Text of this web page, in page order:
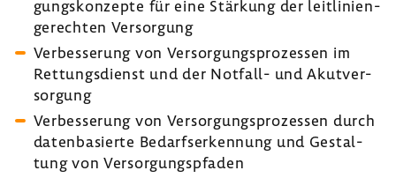
gungs­kon­zepte für eine Stär­kung der leit­li­ni­en­
ge­rechten Versor­gung
Verbes­se­rung von Versor­gungs­pro­zessen im
Rettungs­dienst und der Notfall-​ und Akut­ver­
sor­gung
Verbes­se­rung von Versor­gungs­pro­zessen durch
daten­ba­sierte Bedarfs­er­ken­nung und Gestal­
tung von Versor­gungs­pfaden